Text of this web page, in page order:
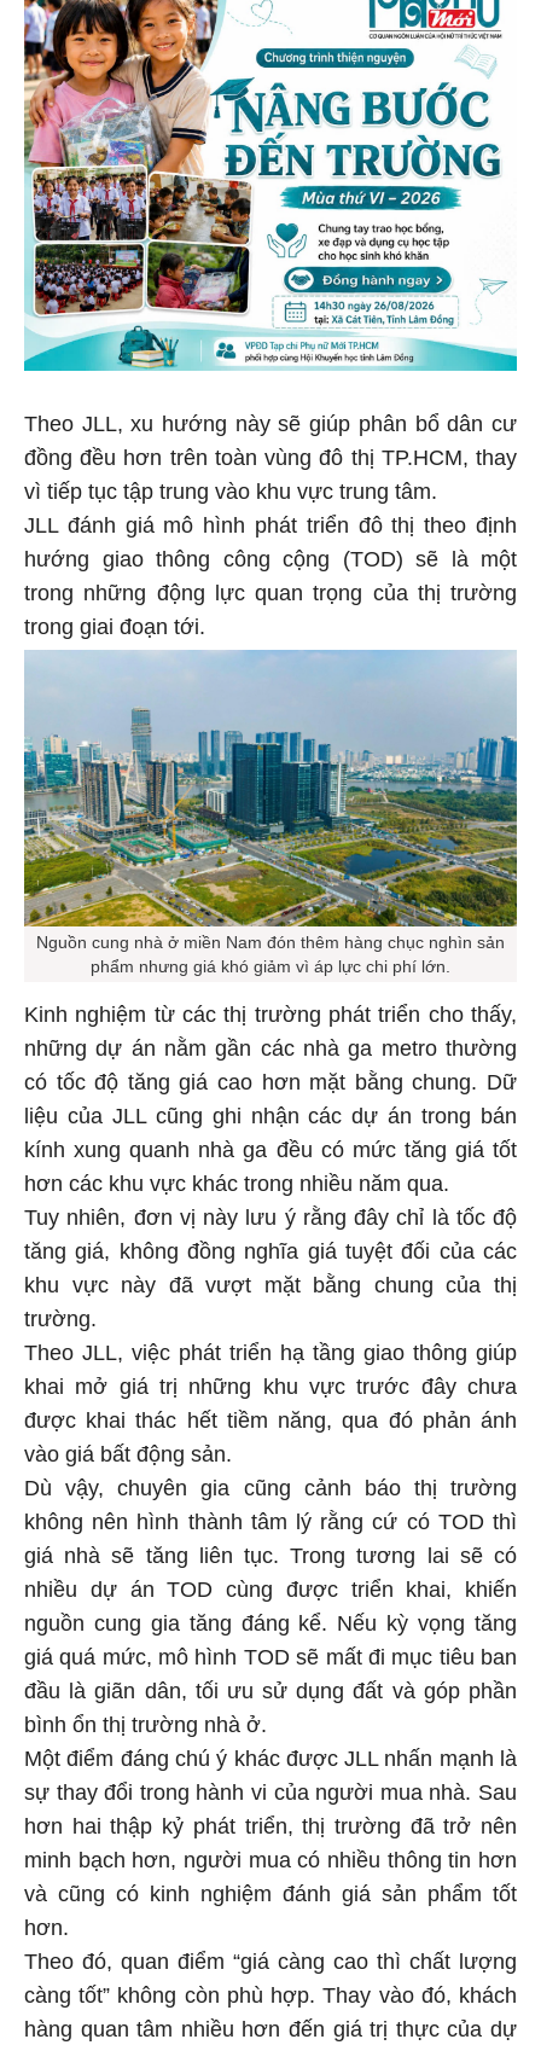
Theo JLL, xu hướng này sẽ giúp phân bổ dân cư
đồng đều hơn trên toàn vùng đô thị TP.HCM, thay
vì tiếp tục tập trung vào khu vực trung tâm.
JLL đánh giá mô hình phát triển đô thị theo định
hướng giao thông công cộng (TOD) sẽ là một
trong những động lực quan trọng của thị trường
trong giai đoạn tới.
Nguồn cung nhà ở miền Nam đón thêm hàng chục nghìn sản
phẩm nhưng giá khó giảm vì áp lực chi phí lớn.
Kinh nghiệm từ các thị trường phát triển cho thấy,
những dự án nằm gần các nhà ga metro thường
có tốc độ tăng giá cao hơn mặt bằng chung. Dữ
liệu của JLL cũng ghi nhận các dự án trong bán
kính xung quanh nhà ga đều có mức tăng giá tốt
hơn các khu vực khác trong nhiều năm qua.
Tuy nhiên, đơn vị này lưu ý rằng đây chỉ là tốc độ
tăng giá, không đồng nghĩa giá tuyệt đối của các
khu vực này đã vượt mặt bằng chung của thị
trường.
Theo JLL, việc phát triển hạ tầng giao thông giúp
khai mở giá trị những khu vực trước đây chưa
được khai thác hết tiềm năng, qua đó phản ánh
vào giá bất động sản.
Dù vậy, chuyên gia cũng cảnh báo thị trường
không nên hình thành tâm lý rằng cứ có TOD thì
giá nhà sẽ tăng liên tục. Trong tương lai sẽ có
nhiều dự án TOD cùng được triển khai, khiến
nguồn cung gia tăng đáng kể. Nếu kỳ vọng tăng
giá quá mức, mô hình TOD sẽ mất đi mục tiêu ban
đầu là giãn dân, tối ưu sử dụng đất và góp phần
bình ổn thị trường nhà ở.
Một điểm đáng chú ý khác được JLL nhấn mạnh là
sự thay đổi trong hành vi của người mua nhà. Sau
hơn hai thập kỷ phát triển, thị trường đã trở nên
minh bạch hơn, người mua có nhiều thông tin hơn
và cũng có kinh nghiệm đánh giá sản phẩm tốt
hơn.
Theo đó, quan điểm “giá càng cao thì chất lượng
càng tốt” không còn phù hợp. Thay vào đó, khách
hàng quan tâm nhiều hơn đến giá trị thực của dự